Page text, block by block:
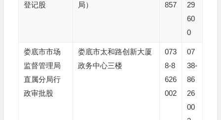
登记股
局）
857
29
60
0
娄底市市场
监督管理局
直属分局行
政审批股
娄底市太和路创新大厦
政务中心三楼
073
8-8
626
002
07
38-
86
26
00